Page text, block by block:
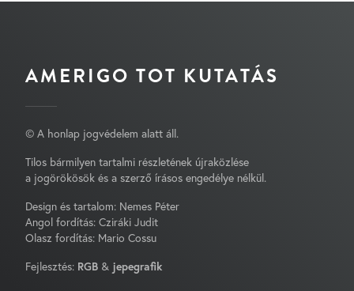
AMERIGO TOT KUTATÁS
© A honlap jogvédelem alatt áll.
Tilos bármilyen tartalmi részletének újraközlése
a jogörökösök és a szerző írásos engedélye nélkül.
Design és tartalom: Nemes Péter
Angol fordítás: Cziráki Judit
Olasz fordítás: Mario Cossu
Fejlesztés: RGB & jepegrafik